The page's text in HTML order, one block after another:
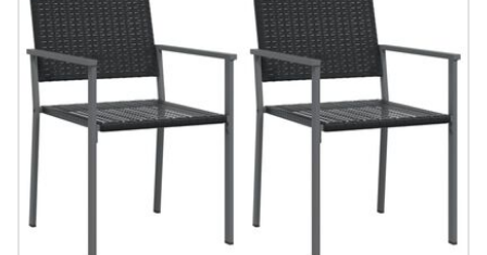
#sharemevidaxl